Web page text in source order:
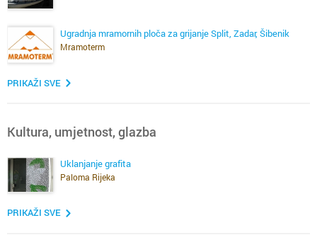
Ugradnja mramornih ploča za grijanje Split, Zadar, Šibenik
Mramoterm
PRIKAŽI SVE
Kultura, umjetnost, glazba
Uklanjanje grafita
Paloma Rijeka
PRIKAŽI SVE